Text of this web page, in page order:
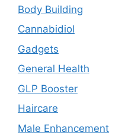
Body Building
Cannabidiol
Gadgets
General Health
GLP Booster
Haircare
Male Enhancement